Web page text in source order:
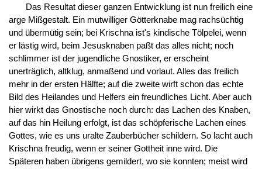
Das Resultat dieser ganzen Entwicklung ist nun freilich eine
arge Mißgestalt. Ein mutwilliger Götterknabe mag rachsüchtig
und übermütig sein; bei Krischna ist's kindische Tölpelei, wenn
er lästig wird, beim Jesusknaben paßt das alles nicht; noch
schlimmer ist der jugendliche Gnostiker, er erscheint
unerträglich, altklug, anmaßend und vorlaut. Alles das freilich
mehr in der ersten Hälfte; auf die zweite wirft schon das echte
Bild des Heilandes und Helfers ein freundliches Licht. Aber auch
hier wirkt das Gnostische noch durch: das Lachen des Knaben,
auf das hin Heilung erfolgt, ist das schöpferische Lachen eines
Gottes, wie es uns uralte Zauberbücher schildern. So lacht auch
Krischna freudig, wenn er seiner Gottheit inne wird. Die
Späteren haben übrigens gemildert, wo sie konnten; meist wird